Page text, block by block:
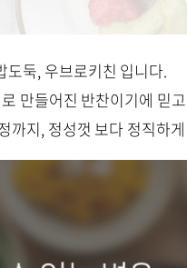
도둑, 우브로키친 입니다.
만들어진 반찬이기에 믿
까지, 정성껏 보다 정직하